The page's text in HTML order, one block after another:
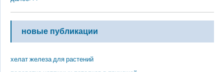
новые публикации
хелат железа для растений